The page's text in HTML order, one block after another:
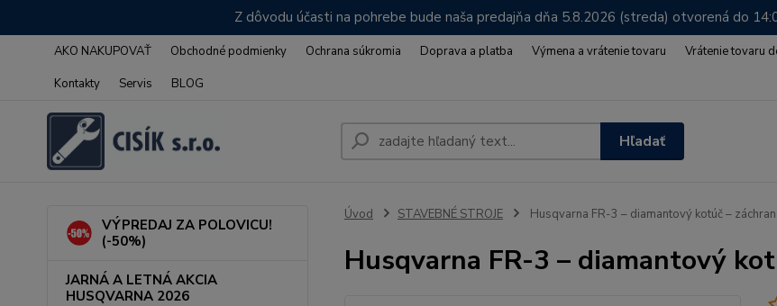
Z dôvodu účasti na pohrebe bude naša predajňa dňa 5.8.2026 (streda) otvorená do
AKO NAKUPOVAŤ Obchodné podmienky Ochrana súkromia Doprava a platba Výmena a vrátenie tovaru
Vrátenie tovaru
Kontakty
Servis BLOG
Hľadať
VÝPREDAJ ZA POLOVICU!
(-50%)
JARNÁ A LETNÁ AKCIA
HUSQVARNA 2026
Úvod STAVEBNÉ STROJE Husqvarna FR-3 – diamantový kotúč –
Husqvarna FR-3 – diamantový